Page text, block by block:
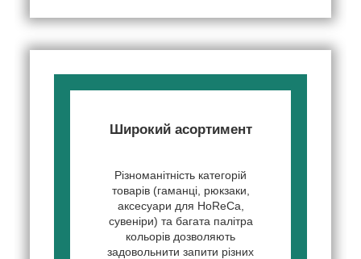
Широкий асортимент
Різноманітність категорій
товарів (гаманці, рюкзаки,
аксесуари для HoReCa,
сувеніри) та багата палітра
кольорів дозволяють
задовольнити запити різних